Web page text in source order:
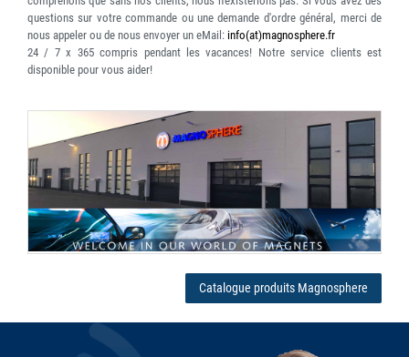
questions sur votre commande ou une demande d'ordre général, merci de
nous appeler ou de nous envoyer un eMail: info(at)magnosphere.fr
24 / 7 x 365compris pendant les vacances! Notre service clients est
disponible pour vous aider!
Catalogue produits Magnosphere